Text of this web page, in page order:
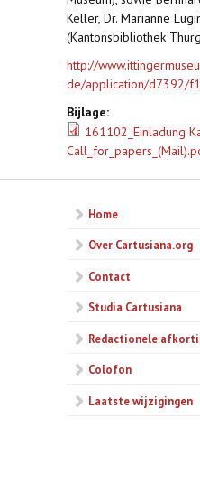
Keller, Dr. Marianne
(Kantonsbibliothek
http://
de/application/d7392/
Bijlage:
161102_Einladung
Home
Over Cartusiana.org
Contact
Studia Cartusiana
Redactionele
Colofon
Laatste wijzigingen